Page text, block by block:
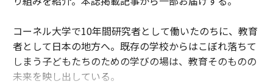
コーネル大学で10年間研究者として働いたのちに、教育
者として日本の地方へ。既存の学校からはこぼれ落ちて
しまう子どもたちのための学びの場は、教育そのものの
未来を映し出している。